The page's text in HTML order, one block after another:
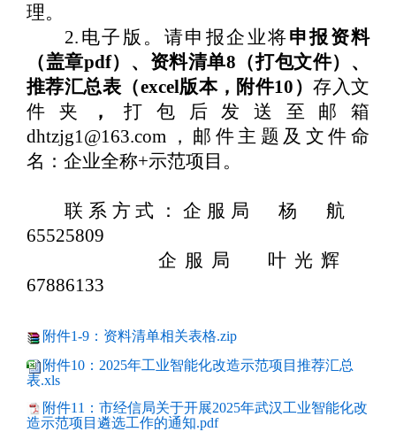
理。
2. 电子版。 请申报企业将申报资料
（盖章pdf）、 资料清单8 （打包文件） 、
推荐汇总表（excel版本，附件10 ）存入文
件夹
，打包后发送至邮箱
dhtzjg1@163.com ，邮件主题及文件命
名：企业全称+示范项目。
联系方式：企服局 杨 航
65525809
企服局 叶光辉
67886133
附件1-9：资料清单相关表格.zip
附件10：2025年工业智能化改造示范项目推荐汇总
表.xls
附件11：市经信局关于开展2025年武汉工业智能化改
造示范项目遴选工作的通知.pdf